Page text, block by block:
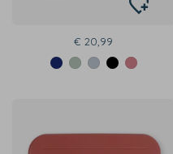
€ 20,99